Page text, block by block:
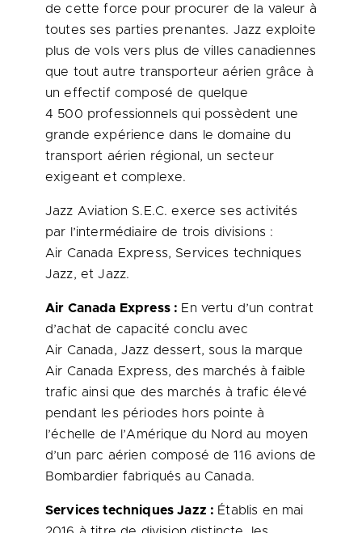
de cette force pour procurer de la valeur à
toutes ses parties prenantes. Jazz exploite
plus de vols vers plus de villes canadiennes
que tout autre transporteur aérien grâce à
un effectif composé de quelque
4 500 professionnels qui possèdent une
grande expérience dans le domaine du
transport aérien régional, un secteur
exigeant et complexe.
Jazz Aviation S.E.C. exerce ses activités
par l’intermédiaire de trois divisions :
Air Canada Express, Services techniques
Jazz, et Jazz.
Air Canada Express : En vertu d’un contrat
d’achat de capacité conclu avec
Air Canada, Jazz dessert, sous la marque
Air Canada Express, des marchés à faible
trafic ainsi que des marchés à trafic élevé
pendant les périodes hors pointe à
l’échelle de l’Amérique du Nord au moyen
d’un parc aérien composé de 116 avions de
Bombardier fabriqués au Canada.
Services techniques Jazz : Établis en mai